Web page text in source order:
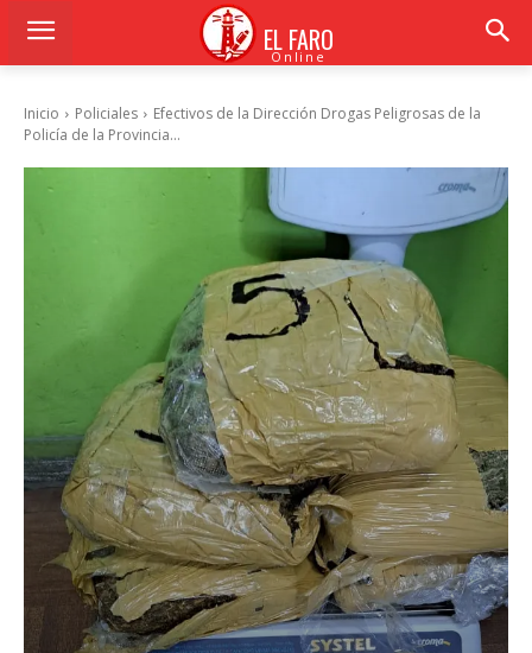
EL FARO
Online
Inicio Policiales
Efectivos de la Dirección Drogas Peligrosas de la
Policía de la Provincia...